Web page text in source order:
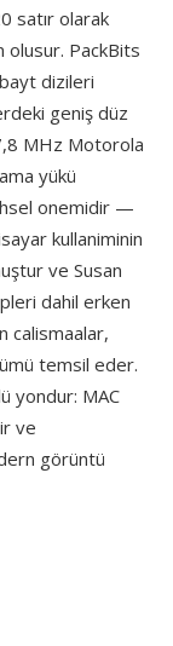
satır olarak
olusur. PackBits
dizileri
geniş düz
MHz Motorola
yükü
onemidir —
kullaniminin
ve Susan
dahil erken
calismaalar,
temsil eder.
yondur: MAC
ve
görüntü